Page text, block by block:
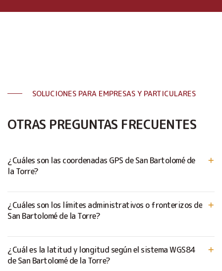
SOLUCIONES PARA EMPRESAS Y PARTICULARES
OTRAS PREGUNTAS FRECUENTES
¿Cuáles son las coordenadas GPS de San Bartolomé de
la Torre?
¿Cuáles son los límites administrativos o fronterizos de
San Bartolomé de la Torre?
¿Cuál es la latitud y longitud según el sistema WGS84
de San Bartolomé de la Torre?